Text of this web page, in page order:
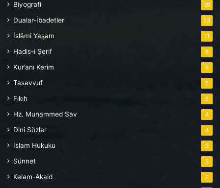
Biyografi 39
Dualar-İbadetler 23
İslâmi Yaşam 11
Hadis-i Şerif 6
Kur’anı Kerim 6
Tasavvuf 5
Fıkıh 5
Hz. Muhammed Sav 4
Dini Sözler 4
İslam Hukuku 3
Sünnet 3
Kelam-Akaid 2